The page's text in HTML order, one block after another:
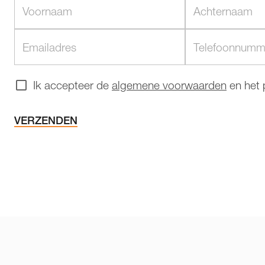
Ik accepteer de algemene voorwaarden en het
VERZENDEN